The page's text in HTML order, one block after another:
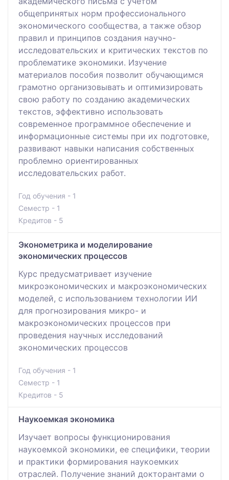
общепринятых норм профессионального
экономического сообщества, а также обзор
правил и принципов создания научно-
исследовательских и критических текстов по
проблематике экономики. Изучение
материалов пособия позволит обучающимся
грамотно организовывать и оптимизировать
свою работу по созданию академических
текстов, эффективно использовать
современное программное обеспечение и
информационные системы при их подготовке,
развивают навыки написания собственных
проблемно ориентированных
исследовательских работ.
Год обучения - 1
Семестр - 1
Кредитов - 5
Эконометрика и моделирование
экономических процессов
Курс предусматривает изучение
микроэкономических и макроэкономических
моделей, с использованием технологии ИИ
для прогнозирования микро- и
макроэкономических процессов при
проведения научных исследований
экономических процессов
Год обучения - 1
Семестр - 1
Кредитов - 5
Наукоемкая экономика
Изучает вопросы функционирования
наукоемкой экономики, ее специфики, теории
и практики формирования наукоемких
отраслей. Получение знаний докторантами о